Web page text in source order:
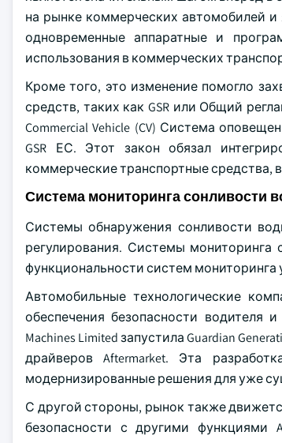
на рынке коммерческих автомобилей и
одновременные аппаратные и
использования в коммерческих
Кроме того, это изменение помогло
средств, таких как GSR или Общий
Commercial Vehicle (CV) Система
GSR ЕС. Этот закон обязал
коммерческие транспортные средства,
Система мониторинга сонливости
Системы обнаружения сонливости
регулирования. Системы
функциональности систем мониторинга
Автомобильные технологические
обеспечения безопасности водителя
Machines Limited запустила Guardian
драйверов Aftermarket. Эта
модернизированные решения для уже
С другой стороны, рынок также
безопасности с другими функциями